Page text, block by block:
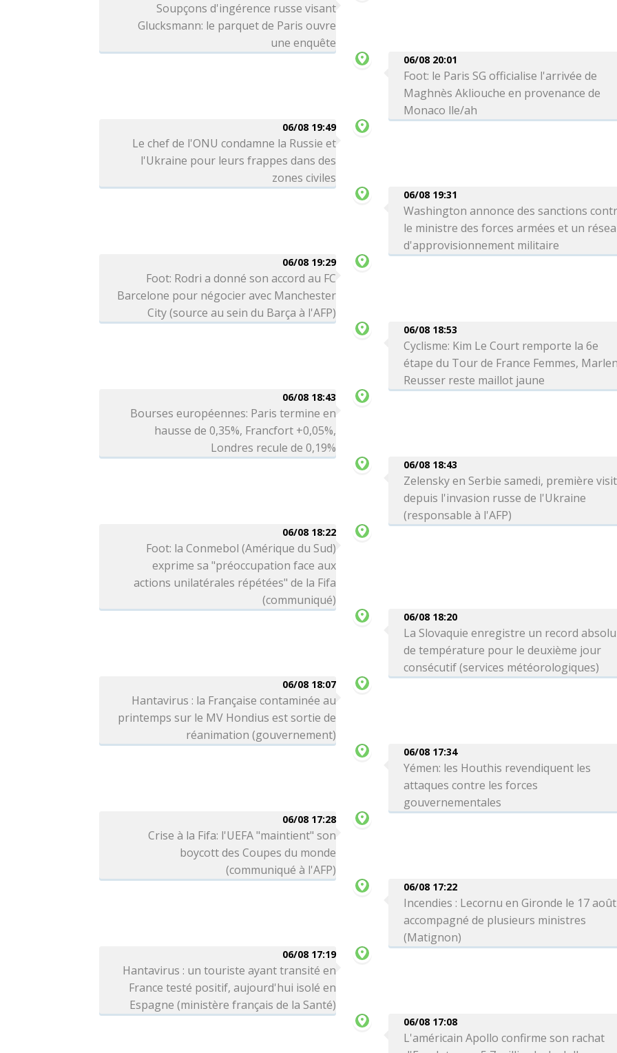
Soupçons d'ingérence russe visant
Glucksmann: le parquet de Paris ouvre
une enquête
06/08 20:01
Foot: le Paris SG officialise l'arrivée de
Maghnès Akliouche en provenance de
Monaco lle/ah
06/08 19:49
Le chef de l'ONU condamne la Russie et
l'Ukraine pour leurs frappes dans des
zones civiles
06/08 19:31
Washington annonce des sanctions
le ministre des forces armées et un
d'approvisionnement militaire
06/08 19:29
Foot: Rodri a donné son accord au FC
Barcelone pour négocier avec Manchester
City (source au sein du Barça à l'AFP)
06/08 18:53
Cyclisme: Kim Le Court remporte la 6e
étape du Tour de France Femmes,
Reusser reste maillot jaune
06/08 18:43
Bourses européennes: Paris termine en
hausse de 0,35%, Francfort +0,05%,
Londres recule de 0,19%
06/08 18:43
Zelensky en Serbie samedi, première
depuis l'invasion russe de l'Ukraine
(responsable à l'AFP)
06/08 18:22
Foot: la Conmebol (Amérique du Sud)
exprime sa "préoccupation face aux
actions unilatérales répétées" de la Fifa
(communiqué)
06/08 18:20
La Slovaquie enregistre un record absolu
de température pour le deuxième jour
consécutif (services météorologiques)
06/08 18:07
Hantavirus : la Française contaminée au
printemps sur le MV Hondius est sortie de
réanimation (gouvernement)
06/08 17:34
Yémen: les Houthis revendiquent les
attaques contre les forces
gouvernementales
06/08 17:28
Crise à la Fifa: l'UEFA "maintient" son
boycott des Coupes du monde
(communiqué à l'AFP)
06/08 17:22
Incendies : Lecornu en Gironde le 17 août
accompagné de plusieurs ministres
(Matignon)
06/08 17:19
Hantavirus : un touriste ayant transité en
France testé positif, aujourd'hui isolé en
Espagne (ministère français de la Santé)
06/08 17:08
L'américain Apollo confirme son rachat